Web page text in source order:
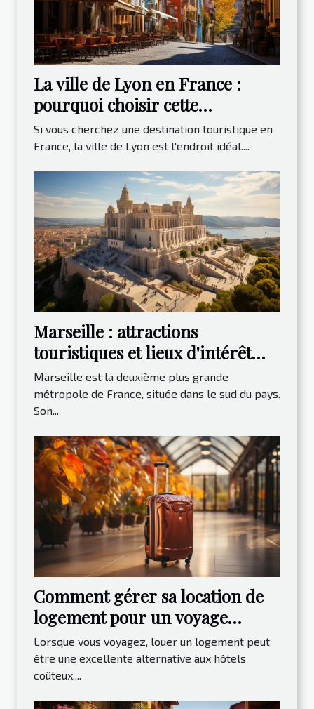
La ville de Lyon en France :
pourquoi choisir cette
destination ?
Si vous cherchez une destination touristique en
France, la ville de Lyon est l'endroit idéal....
Marseille : attractions
touristiques et lieux d'intérêt
2023
Marseille est la deuxième plus grande
métropole de France, située dans le sud du pays.
Son...
Comment gérer sa location de
logement pour un voyage
paisible ?
Lorsque vous voyagez, louer un logement peut
être une excellente alternative aux hôtels
coûteux....